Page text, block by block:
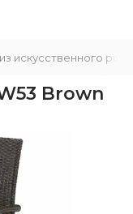
искусственного
Brown